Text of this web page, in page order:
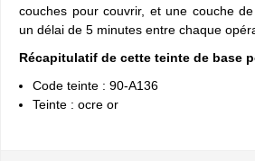
couches pour couvrir, et une couche
un délai de 5 minutes entre chaque
Récapitulatif de cette teinte de base
Code teinte : 90-A136
Teinte : ocre or